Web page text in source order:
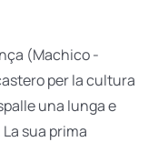
(Machico -
per la cultura
una lunga e
sua prima